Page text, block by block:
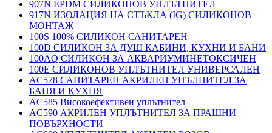
907N EPDM СИЛИКОНОВ УПЛЪТНИТЕЛ
917N ИЗОЛАЦИЯ НА СТЪКЛА (IG) СИЛИКОНОВ
МОНТАЖ
100S 100% СИЛИКОН САНИТАРЕН
100D СИЛИКОН ЗА ДУШ КАБИНИ, КУХНИ И БАНИ
100AQ СИЛИКОН ЗА АКВАРИУМИНЕТОКСИЧЕН
100E СИЛИКОНОВ УПЛЪТНИТЕЛ УНИВЕРСАЛЕН
AC578 САНИТАРЕН АКРИЛЕН УПЪЛНИТЕЛ ЗА
БАНЯ И КУХНЯ
AC585 Високоефективен уплътнител
AC590 АКРИЛЕН УПЛЪТНИТЕЛ ЗА ПРАШНИ
ПОВЪРХНОСТИ